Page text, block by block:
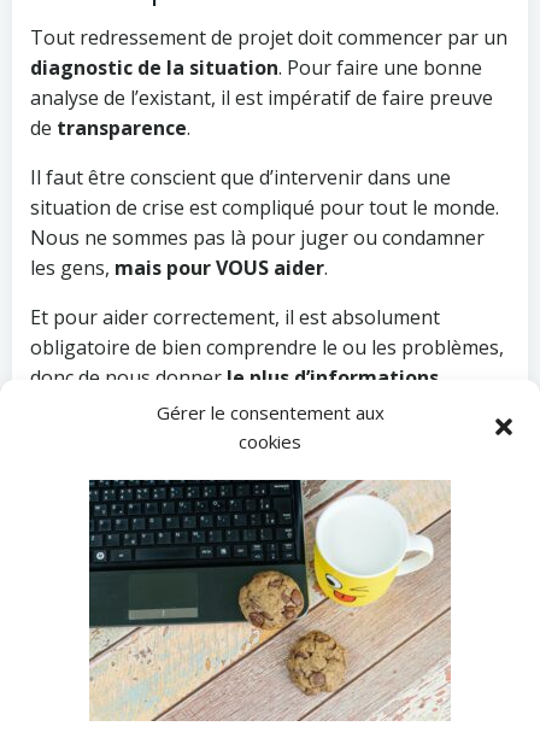
Gérer le consentement aux
cookies
Tout redressement de projet doit commencer par un
diagnostic de la situation. Pour faire une bonne
analyse de l’existant, il est impératif de faire preuve
de transparence.
Il faut être conscient que d’intervenir dans une
situation de crise est compliqué pour tout le monde.
Nous ne sommes pas là pour juger ou condamner
les gens, mais pour VOUS aider.
Et pour aider correctement, il est absolument
obligatoire de bien comprendre le ou les problèmes,
donc de nous donner le plus d’informations
possibles et de façon honnête et transparente.
2 – Etre prêt à
accepter les constats
(même lorsqu’ils
sont difficiles ou
dérangeants)